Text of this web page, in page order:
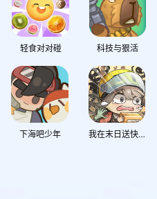
轻食对对碰 科技与狠活
下海吧少年 我在末日送快递